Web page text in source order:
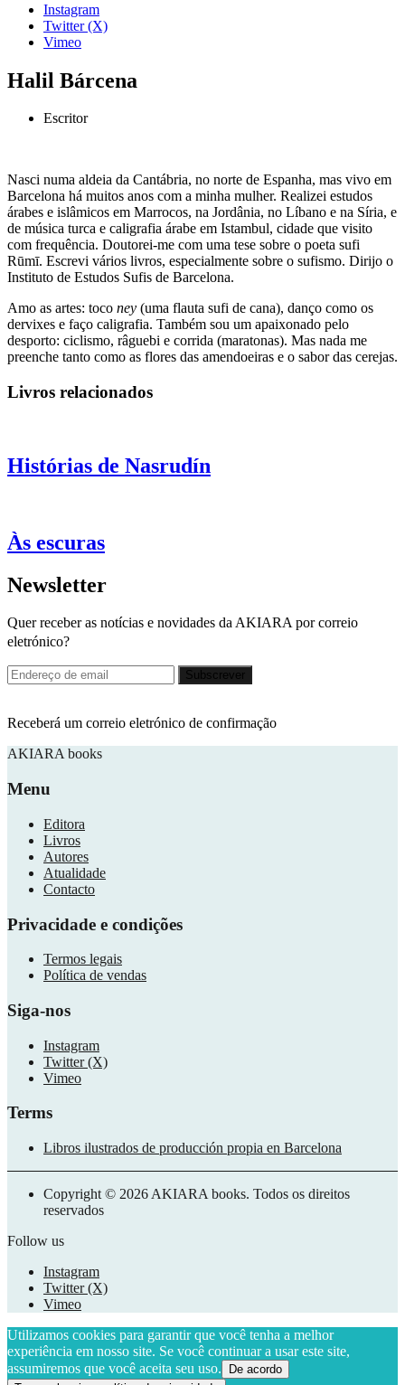
Instagram
Twitter (X)
Vimeo
Halil Bárcena
Escritor
Nasci numa aldeia da Cantábria, no norte de Espanha, mas vivo em
Barcelona há muitos anos com a minha mulher. Realizei estudos
árabes e islâmicos em Marrocos, na Jordânia, no Líbano e na Síria, e
de música turca e caligrafia árabe em Istambul, cidade que visito
com frequência. Doutorei-me com uma tese sobre o poeta sufi
Rūmī. Escrevi vários livros, especialmente sobre o sufismo. Dirijo o
Instituto de Estudos Sufis de Barcelona.
Amo as artes: toco ney (uma flauta sufi de cana), danço como os
dervixes e faço caligrafia. Também sou um apaixonado pelo
desporto: ciclismo, râguebi e corrida (maratonas). Mas nada me
preenche tanto como as flores das amendoeiras e o sabor das cerejas.
Livros relacionados
Histórias de Nasrudín
Às escuras
Newsletter
Quer receber as notícias e novidades da AKIARA por correio
eletrónico?
Receberá um correio eletrónico de confirmação
AKIARA books
Menu
Editora
Livros
Autores
Atualidade
Contacto
Privacidade e condições
Termos legais
Política de vendas
Siga-nos
Instagram
Twitter (X)
Vimeo
Terms
Libros ilustrados de producción propia en Barcelona
Copyright © 2026 AKIARA books. Todos os direitos
reservados
Follow us
Instagram
Twitter (X)
Vimeo
Utilizamos cookies para garantir que você tenha a melhor
experiência em nosso site. Se você continuar a usar este site,
assumiremos que você aceita seu uso.
De acordo